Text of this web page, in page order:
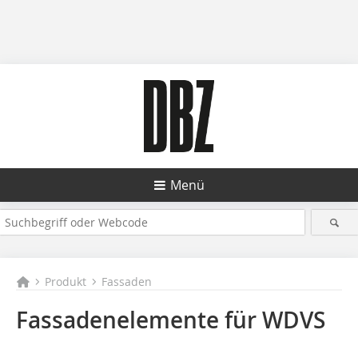
Menü
Produkt Fassaden
Fassadenelemente für WDVS